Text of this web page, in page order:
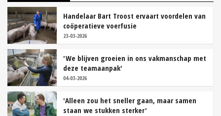
Handelaar Bart Troost ervaart voordelen van
coöperatieve voerfusie
23-03-2026
'We blijven groeien in ons vakmanschap met
deze teamaanpak'
04-03-2026
'Alleen zou het sneller gaan, maar samen
staan we stukken sterker'